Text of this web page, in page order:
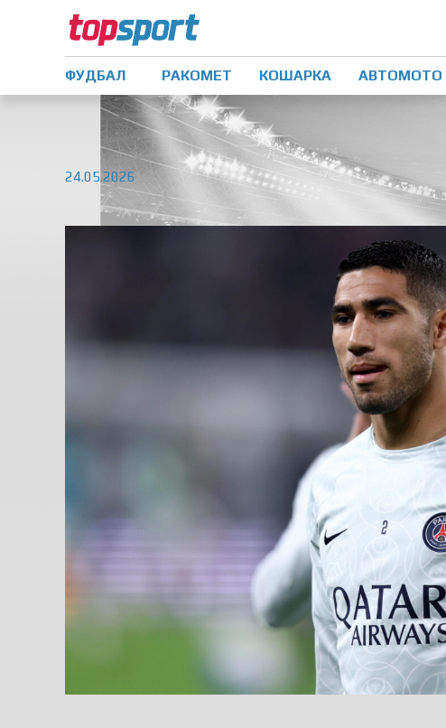
ФУДБАЛ РАКОМЕТ КОШАРКА АВТОМОТО
24.05.2026